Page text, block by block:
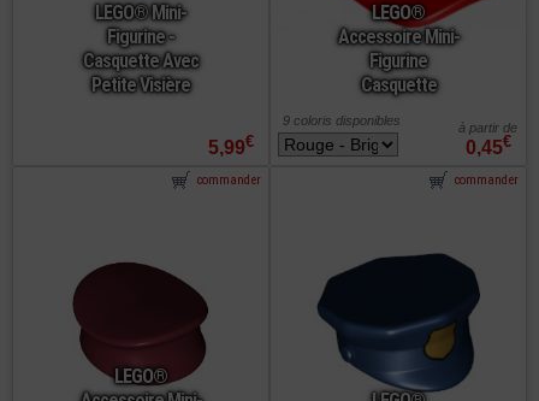
LEGO® Mini-
Figurine -
Casquette Avec
Petite Visière
5,99€
LEGO®
Accessoire Mini-
Figurine
Casquette
0,45€
à partir de
9 coloris disponibles
LEGO®
commander commander